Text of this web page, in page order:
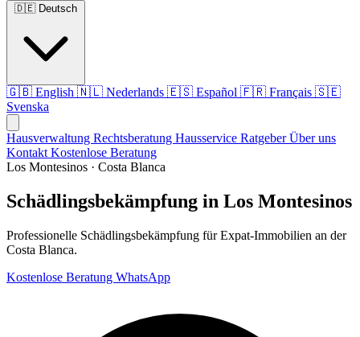
🇩🇪 Deutsch
🇬🇧 English 🇳🇱 Nederlands 🇪🇸 Español 🇫🇷 Français 🇸🇪
Svenska
Hausverwaltung Rechtsberatung Hausservice RatgeberÜber uns
Kontakt Kostenlose Beratung
Los Montesinos · Costa Blanca
Schädlingsbekämpfung in Los Montesinos
Professionelle Schädlingsbekämpfung für Expat-Immobilien an der
Costa Blanca.
Kostenlose Beratung WhatsApp